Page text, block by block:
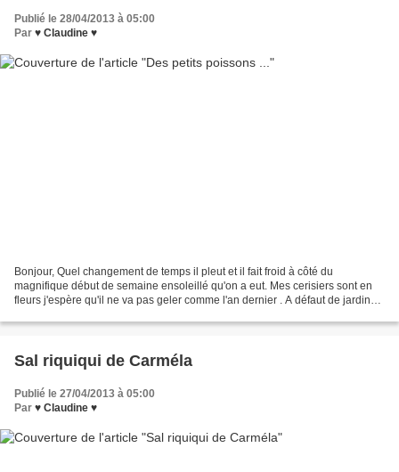
Publié le 28/04/2013 à 05:00
Par ♥ Claudine ♥
Bonjour, Quel changement de temps il pleut et il fait froid à côté du
magnifique début de semaine ensoleillé qu'on a eut. Mes cerisiers sont en
fleurs j'espère qu'il ne va pas geler comme l'an dernier . A défaut de jardiner
Sal riquiqui de Carméla
Publié le 27/04/2013 à 05:00
Par ♥ Claudine ♥